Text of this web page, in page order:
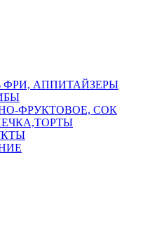
ФРИ, АППИТАЙЗЕРЫ
ФРУКТОВОЕ, СОК